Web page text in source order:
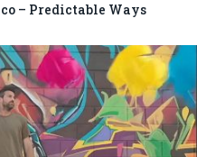
– Predictable Ways